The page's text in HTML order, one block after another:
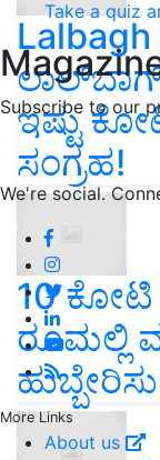
Take a quiz
Subscribe to our
We're social.
More Links
About us
ಲಾಲ್‌ಬಾಗ್
ಇಷ್ಟು
ಸಂಗ್ರಹ!
10 ಕೋಟಿ
ರೂಮಲ್ಲಿ